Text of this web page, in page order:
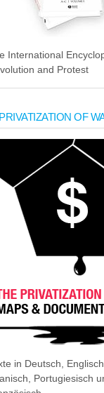
International
and Protest
OF
in Deutsch,
Portugiesisch